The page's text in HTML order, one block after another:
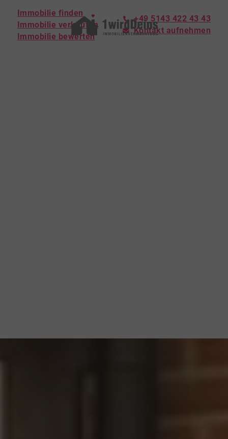
Immobilie finden
Immobilie verkaufen
Immobilie bewerten
+49 5143 422 43 43
Kontakt aufnehmen